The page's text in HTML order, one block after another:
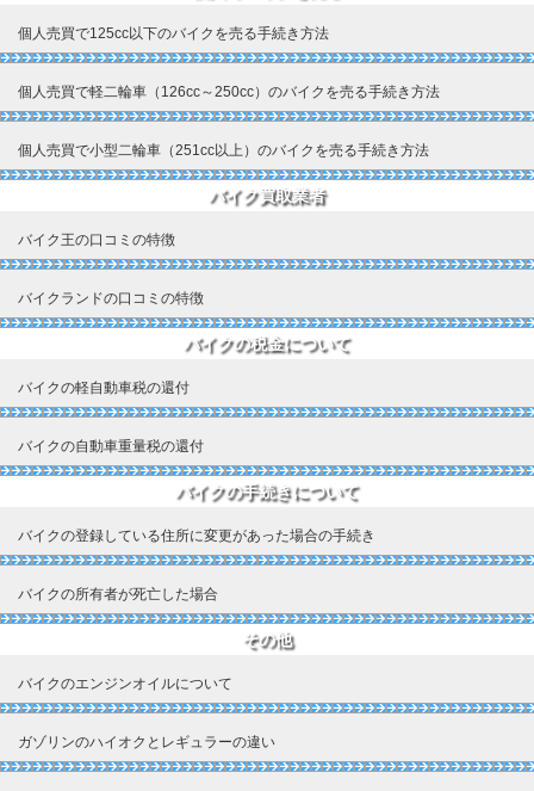
個人売買で125cc以下のバイクを売る手続き方法
個人売買で軽二輪車（126cc～250cc）のバイクを売る手続き方法
個人売買で小型二輪車（251cc以上）のバイクを売る手続き方法
バイク買取業者
バイク王の口コミの特徴
バイクランドの口コミの特徴
バイクの税金について
バイクの軽自動車税の還付
バイクの自動車重量税の還付
バイクの手続きについて
バイクの登録している住所に変更があった場合の手続き
バイクの所有者が死亡した場合
その他
バイクのエンジンオイルについて
ガゾリンのハイオクとレギュラーの違い